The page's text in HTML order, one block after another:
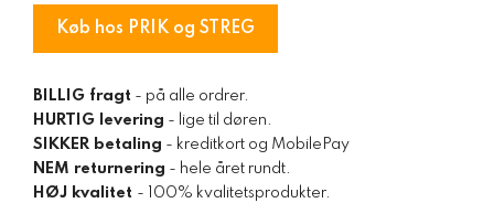
Køb hos PRIK og STREG
BILLIG fragt - på alle ordrer.
HURTIG levering - lige til døren.
SIKKER betaling - kreditkort og MobilePay
NEM returnering - hele året rundt.
HØJ kvalitet - 100% kvalitetsprodukter.